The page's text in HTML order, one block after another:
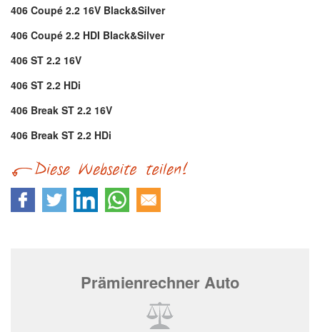
406 Coupé 2.2 16V Black&Silver
406 Coupé 2.2 HDI Black&Silver
406 ST 2.2 16V
406 ST 2.2 HDi
406 Break ST 2.2 16V
406 Break ST 2.2 HDi
Prämienrechner Auto